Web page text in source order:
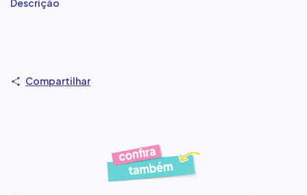
Descrição
Compartilhar
Produtos similares